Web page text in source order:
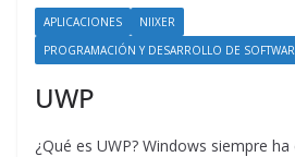
APLICACIONES
NIIXER
PROGRAMACIÓN Y DESARROLLO DE
UWP
¿Qué es UWP? Windows siempre